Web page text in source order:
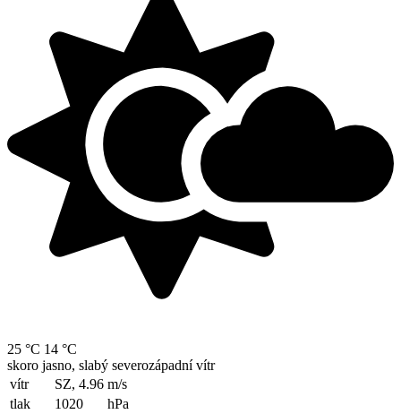
25 °C 14 °C
skoro jasno, slabý severozápadní vítr
vítr
SZ, 4.96 m/s
tlak
1020
hPa